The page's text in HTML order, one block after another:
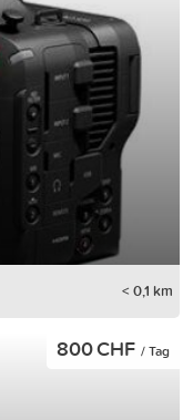
< 0,1 km
800 CHF / Tag